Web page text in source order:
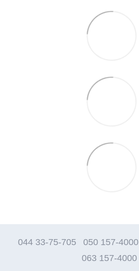
044 33-75-705 050 157-4000
063 157-4000